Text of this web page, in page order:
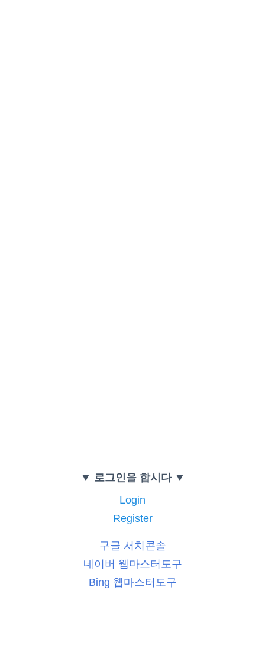
▼ 로그인을 합시다 ▼
Login
Register
구글 서치콘솔
네이버 웹마스터도구
Bing 웹마스터도구